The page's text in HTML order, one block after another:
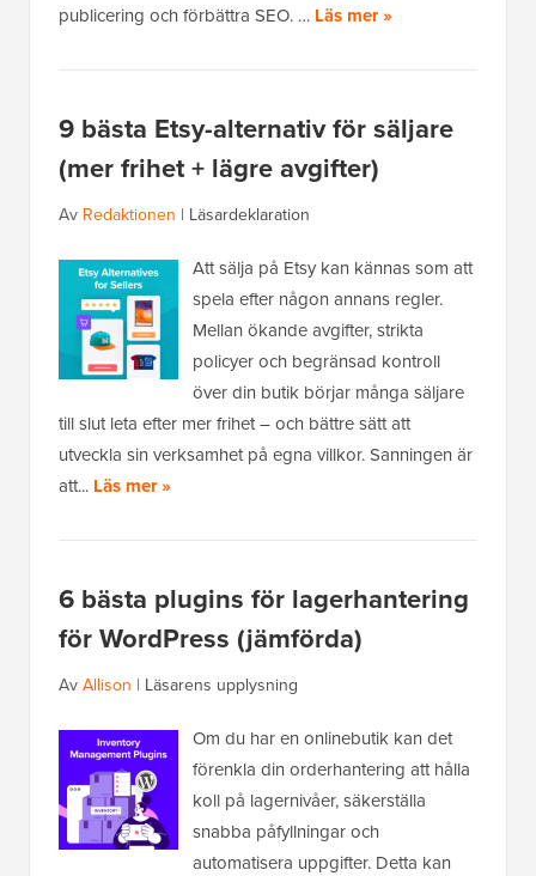
publicering och förbättra SEO. … Läs mer »
9 bästa Etsy-alternativ för säljare
(mer frihet + lägre avgifter)
Av Redaktionen | Läsardeklaration
Att sälja på Etsy kan kännas som att
spela efter någon annans regler.
Mellan ökande avgifter, strikta
policyer och begränsad kontroll
över din butik börjar många säljare
till slut leta efter mer frihet – och bättre sätt att
utveckla sin verksamhet på egna villkor. Sanningen är
att... Läs mer »
6 bästa plugins för lagerhantering
för WordPress (jämförda)
AvAllison | Läsarens upplysning
Om du har en onlinebutik kan det
förenkla din orderhantering att hålla
koll på lagernivåer, säkerställa
snabba påfyllningar och
automatisera uppgifter. Detta kan